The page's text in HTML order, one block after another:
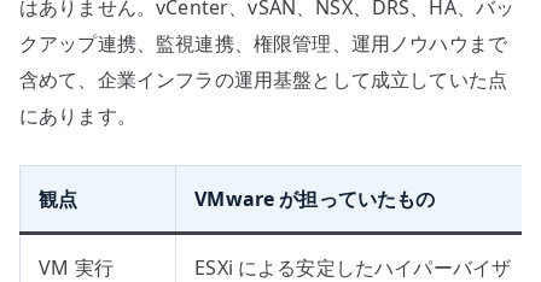
はありません。vCenter、vSAN、NSX、DRS、HA、バッ
クアップ連携、監視連携、権限管理、運用ノウハウまで
含めて、企業インフラの運用基盤として成立していた点
にあります。
観点 VMware が担っていたもの
VM 実行 ESXi による安定したハイパーバイザ